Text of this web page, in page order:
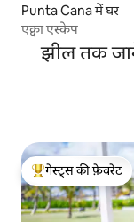
Punta Cana में घर
एक्वा एस्केप
झील तक
गेस्ट्स का टॉप फ़ेवरेट
गेस्ट्स की फ़ेवरेट